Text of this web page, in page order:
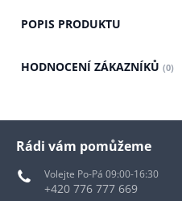
POPIS PRODUKTU
HODNOCENÍ ZÁKAZNÍKŮ (0)
Rádi vám pomůžeme
Volejte Po-Pá 09:00-16:30
+420 776 777 669